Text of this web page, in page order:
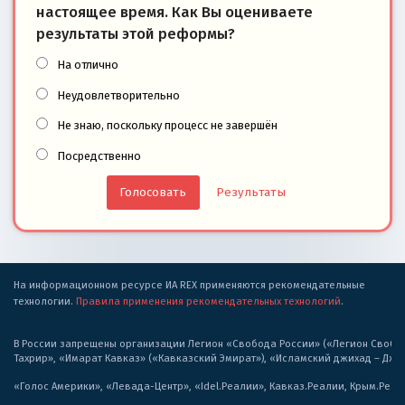
настоящее время. Как Вы оцениваете
результаты этой реформы?
На отлично
Неудовлетворительно
Не знаю, поскольку процесс не завершён
Посредственно
Результаты
На информационном ресурсе ИА REX применяются рекомендательные
технологии. Правила применения рекомендательных технологий.
В России запрещены организации Легион «Свобода России» («Легион
Тахрир», «Имарат Кавказ» («Кавказский Эмират»), «Исламский джихад –
«Голос Америки», «Левада-Центр», «Idel.Реалии», Кавказ.Реалии,